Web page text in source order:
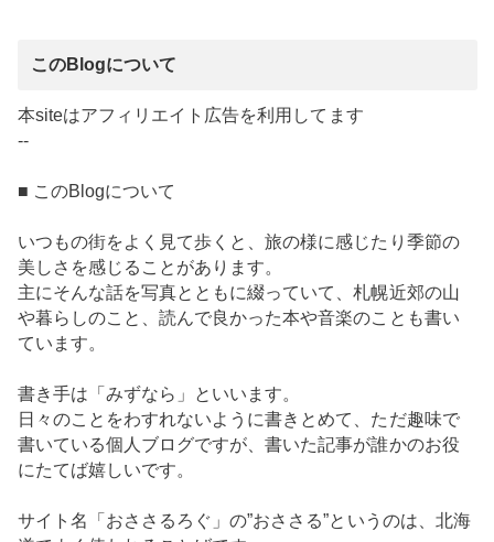
このBlogについて
本siteはアフィリエイト広告を利用してます
--
■ このBlogについて
いつもの街をよく見て歩くと、旅の様に感じたり季節の
美しさを感じることがあります。
主にそんな話を写真とともに綴っていて、札幌近郊の山
や暮らしのこと、読んで良かった本や音楽のことも書い
ています。
書き手は「みずなら」といいます。
日々のことをわすれないように書きとめて、ただ趣味で
書いている個人ブログですが、書いた記事が誰かのお役
にたてば嬉しいです。
サイト名「おささるろぐ」の”おささる”というのは、北海